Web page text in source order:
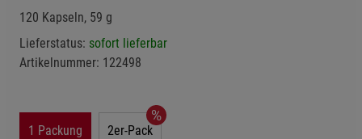
120 Kapseln, 59 g
Lieferstatus: sofort lieferbar
Artikelnummer: 122498
1 Packung 2er-Pack